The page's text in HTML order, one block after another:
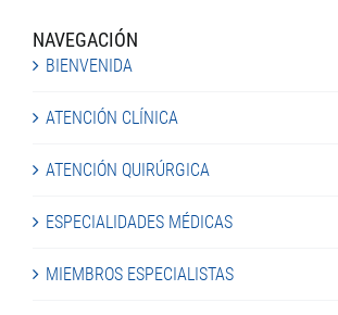
NAVEGACIÓN
BIENVENIDA
ATENCIÓN CLÍNICA
ATENCIÓN QUIRÚRGICA
ESPECIALIDADES MÉDICAS
MIEMBROS ESPECIALISTAS